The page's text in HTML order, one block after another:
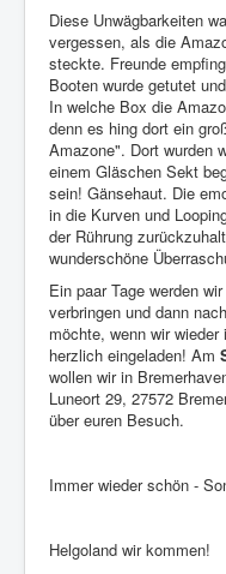
Diese Unwägbarkeiten
vergessen, als die
steckte. Freunde
Booten wurde getutet
In welche Box die
denn es hing dort ein
Amazone". Dort wurden
einem Gläschen Sekt
sein! Gänsehaut. Die
in die Kurven und
der Rührung
wunderschöne
Ein paar Tage werden
verbringen und dann
möchte, wenn wir
herzlich eingeladen! Am
wollen wir in
Luneort 29, 27572
über euren Besuch.
Immer wieder schön -
Helgoland wir kommen!